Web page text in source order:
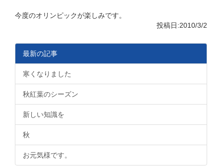
今度のオリンピックが楽しみです。
投稿日:2010/3/2
最新の記事
寒くなりました
秋紅葉のシーズン
新しい知識を
秋
お元気様です。